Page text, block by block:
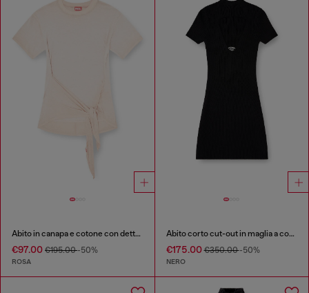
Abito in canapa e cotone con dettaglio incrociato
€97.00 €195.00-50%
ROSA
Abito corto cut-out in maglia a coste
€175.00€350.00-50%
NERO